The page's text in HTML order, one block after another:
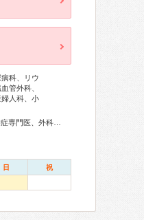
科、リウ
管外科、
人科、小
日 祝